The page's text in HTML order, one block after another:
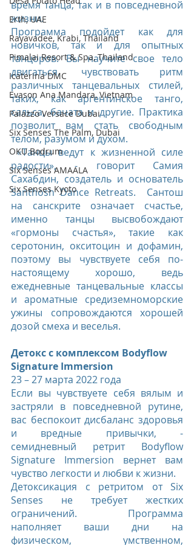
Erth, UAE
Rayavadee, Krabi, Thailand
Pimalai Resort & Spa, Thailand
Icaterina DMC
Evason Ana Mandara, Vietnam
Palazzo Versace Dubai
Six Senses The Palm, Dubai
OKU Bodrum
Six Senses AMAALA
Six Senses Kyoto
время танца, так и в повседневной
жизни.
Программа подойдет как для
новичков, так и для опытных
танцоров. Вы научите свое тело
двигаться, чувствовать ритм
различных танцевальных стилей,
таких, как аргентинское танго,
сальса, бачата и другие. Практика
позволит вам стать свободным
телом, разумом и духом.
«Танцы ведут к жизненной силе
радости», - говорит Самия
Сахабдин, создатель и основатель
Santhosh Dance Retreats.  Сантош
на санскрите означает счастье,
именно танцы высвобождают
«гормоны счастья», такие как
серотонин, окситоцин и дофамин,
поэтому вы чувствуете себя по-
настоящему хорошо, ведь
ежедневные танцевальные классы
и ароматные средиземноморские
ужины сопровождаются хорошей
дозой смеха и веселья.
Детокс с комплексом Bodyflow
Signature Immersion
23 – 27 марта 2022 года
Если вы чувствуете себя вялым и
застряли в повседневной рутине,
вас беспокоит дисбаланс здоровья
и вредные привычки, -
семидневный ретрит Bodyflow
Signature Immersion вернет вам
чувство легкости и любви к жизни.
Детоксикация с ретритом от Six
Senses не требует жестких
ограничений. Программа
наполняет ваши дни на
физическом, умственном,